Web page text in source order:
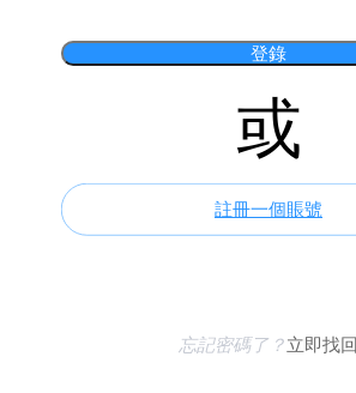
忽略)
登錄
或
註冊一個賬號
忘記密碼了？立即找回